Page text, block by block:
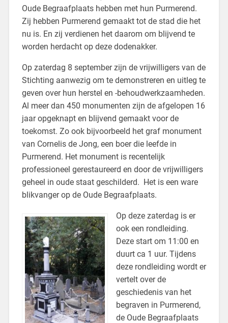
Oude Begraafplaats hebben met hun Purmerend.
Zij hebben Purmerend gemaakt tot de stad die het
nu is. En zij verdienen het daarom om blijvend te
worden herdacht op deze dodenakker.
Op zaterdag 8 september zijn de vrijwilligers van de
Stichting aanwezig om te demonstreren en uitleg te
geven over hun herstel en -behoudwerkzaamheden.
Al meer dan 450 monumenten zijn de afgelopen 16
jaar opgeknapt en blijvend gemaakt voor de
toekomst. Zo ook bijvoorbeeld het graf monument
van Cornelis de Jong, een boer die leefde in
Purmerend. Het monument is recentelijk
professioneel gerestaureerd en door de vrijwilligers
geheel in oude staat geschilderd. Het is een ware
blikvanger op de Oude Begraafplaats.
Op deze zaterdag is er
ook een rondleiding.
Deze start om 11:00 en
duurt ca 1 uur. Tijdens
deze rondleiding wordt er
vertelt over de
geschiedenis van het
begraven in Purmerend,
de Oude Begraafplaats